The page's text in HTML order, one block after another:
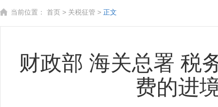
当前位置： 首页 > 关税征管 > 正文
财政部 海关总署 税
费的进